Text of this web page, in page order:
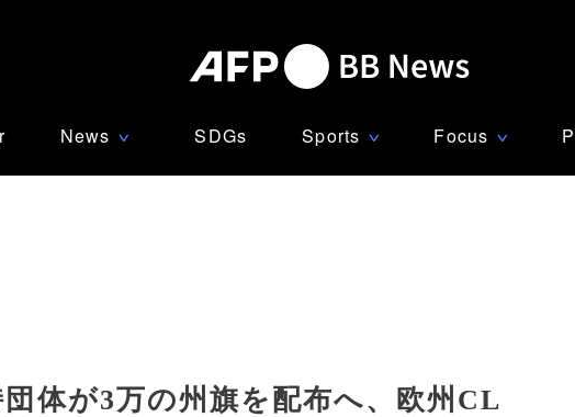
News ∨ SDGs Sports ∨ Focus ∨
体が3万の州旗を配布へ、欧州CL